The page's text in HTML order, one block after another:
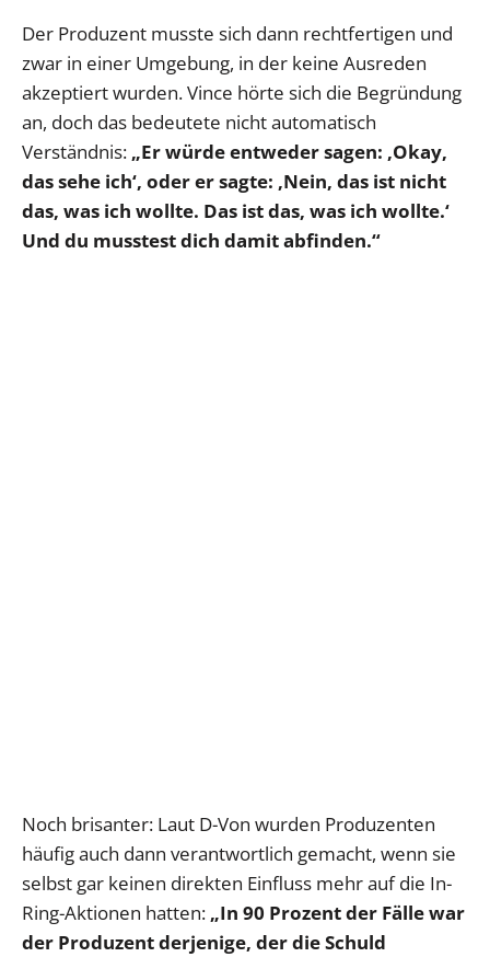
Der Produzent musste sich dann rechtfertigen und
zwar in einer Umgebung, in der keine Ausreden
akzeptiert wurden. Vince hörte sich die Begründung
an, doch das bedeutete nicht automatisch
Verständnis: „Er würde entweder sagen: ‚Okay,
das sehe ich‘, oder er sagte: ‚Nein, das ist nicht
das, was ich wollte. Das ist das, was ich wollte.‘
Und du musstest dich damit abfinden.“
Noch brisanter: Laut D-Von wurden Produzenten
häufig auch dann verantwortlich gemacht, wenn sie
selbst gar keinen direkten Einfluss mehr auf die In-
Ring-Aktionen hatten: „In 90 Prozent der Fälle war
der Produzent derjenige, der die Schuld